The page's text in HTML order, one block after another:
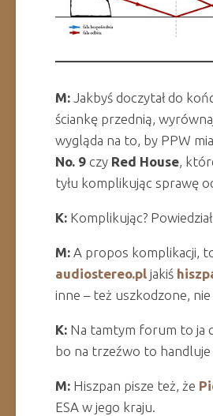
M: Jakbyś doczytał do
ściankę przednią,
wygląda na to, by PPW
No. 9 czy Red House,
tyłu komplikując sprawę
K: Komplikując?
M: A propos komplikacji,
audiostereo.pl jakiś
inne – też uszkodzone,
K: Na tamtym forum to ja
bo na trzeźwo to
M: Hiszpan pisze też, że
ESA w jego kraju.